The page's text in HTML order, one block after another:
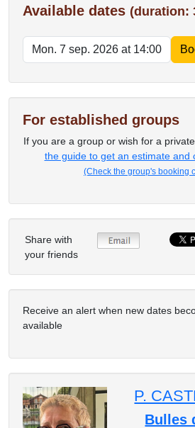
Available dates (duration:
For established groups
If you are a group or wish for a private
the guide to get an estimate and
(Check the group's booking
Share with
your friends
Receive an alert when new dates
available
P.
Bulles